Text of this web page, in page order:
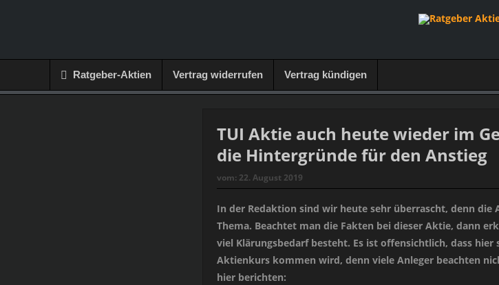
Ratgeber-Aktien Vertrag widerrufen Vertrag kündigen
TUI Aktie auch heute wieder im
die Hintergründe für den Anstieg
vom: 22. August 2019
In der Redaktion sind wir heute sehr überrascht, denn die
Thema. Beachtet man die Fakten bei dieser Aktie, dann
viel Klärungsbedarf besteht. Es ist offensichtlich, dass hier
Aktienkurs kommen wird, denn viele Anleger beachten
hier berichten: